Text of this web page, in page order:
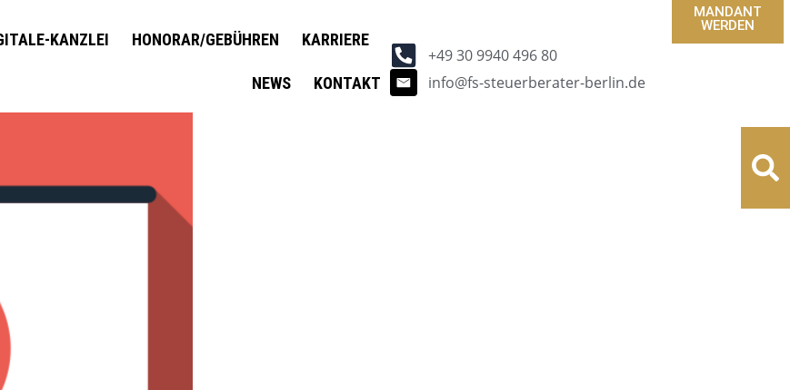
MANDANT
WERDEN
+49 30 9940 496 80
info@fs-steuerberater-berlin.de
KANZLEI HONORAR/GEBÜHREN KARRIERE
NEWS KONTAKT